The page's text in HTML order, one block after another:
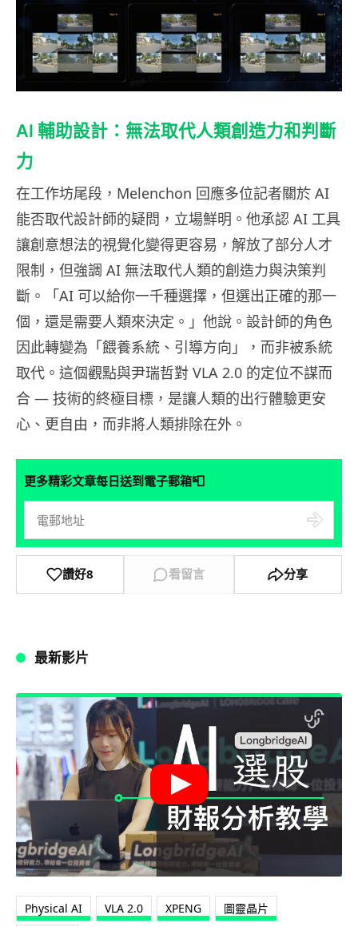
AI 輔助設計：無法取代人類創造力和判斷
力
在工作坊尾段，Melenchon 回應多位記者關於 AI
能否取代設計師的疑問，立場鮮明。他承認 AI 工具
讓創意想法的視覺化變得更容易，解放了部分人才
限制，但強調 AI 無法取代人類的創造力與決策判
斷。「AI 可以給你一千種選擇，但選出正確的那一
個，還是需要人類來決定。」他說。設計師的角色
因此轉變為「餵養系統、引導方向」，而非被系統
取代。這個觀點與尹瑞哲對 VLA 2.0 的定位不謀而
合 — 技術的終極目標，是讓人類的出行體驗更安
心、更自由，而非將人類排除在外。
更多精彩文章每日送到電子郵箱📮
讚好8 看留言 分享
最新影片
Physical AI VLA 2.0 XPENG
圖靈晶片